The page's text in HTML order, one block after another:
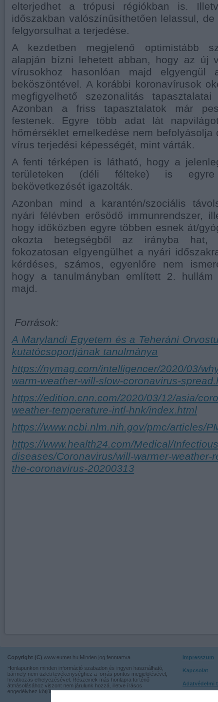
elterjedhet a trópusi régiókban is.
időszakban valószínűsíthetően lelassul,
felgyorsulhat a terjedése.
A kezdetben megjelenő optimistább
alapján bízni lehetett abban, hogy az új
vírusokhoz hasonlóan majd elgyengül
beköszöntével. A korábbi koronavírusok
megfigyelhető szezonalitás
Azonban a friss tapasztalatok már
festenek. Egyre több adat lát
hőmérséklet emelkedése nem befolyásolja
vírus terjedési képességét, mint várták.
A fenti térképen is látható, hogy a
területeken (déli félteke) is
bekövetkezését igazolták.
Azonban mind a karantén/szociális
nyári félévben erősödő immunrendszer,
hogy időközben egyre többen esnek át/
okozta betegségből az irányba
fokozatosan elgyengülhet a nyári
kérdéses, számos, egyenlőre nem
hogy a tanulmányban említett 2. hullám
majd.
Források:
A Marylandi Egyetem és a Teheráni
kutatócsoportjának tanulmánya
https://nymag.com/intelligencer/2020/03/
warm-weather-will-slow-coronavirus-
https://edition.cnn.com/2020/03/12/asia/
weather-temperature-intl-hnk/index.html
https://www.ncbi.nlm.nih.gov/pmc/articles/
https://www.health24.com/Medical/
diseases/Coronavirus/will-warmer-weather-
the-coronavirus-20200313
Copyright (C) www.eumet.hu Minden jog fenntartva.
Honlapunkon minden információ szabadon és ingyen használható,
bármely nem üzleti tevékenységhez a forrás pontos megjelölésével,
hivatkozás elhelyezésével. Részeinek más honlapra történő
átmásolásához viszont nem járulunk hozzá, illetve írásos
engedélyhez kötjük.
Impresszum
Kapcsolat
Adatvédelmi